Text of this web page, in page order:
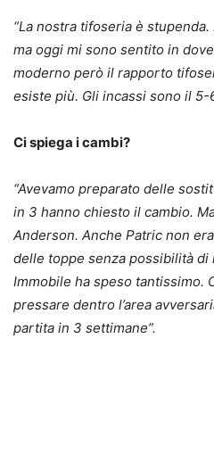
“La nostra tifoseria è
ma oggi mi sono sentito in
moderno però il rapporto
esiste più. Gli incassi sono il 5-
Ci spiega i cambi?
“Avevamo preparato delle
in 3 hanno chiesto il cambio.
Anderson. Anche Patric non
delle toppe senza possibilità di
Immobile ha speso tantissimo.
pressare dentro l’area
partita in 3 settimane”.